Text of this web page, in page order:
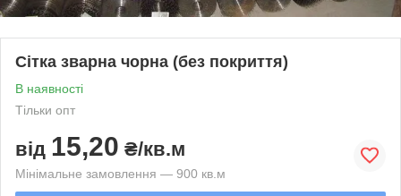
Сітка зварна чорна (без покриття)
В наявності
Тільки опт
від 15,20 ₴/кв.м
Мінімальне замовлення — 900 кв.м